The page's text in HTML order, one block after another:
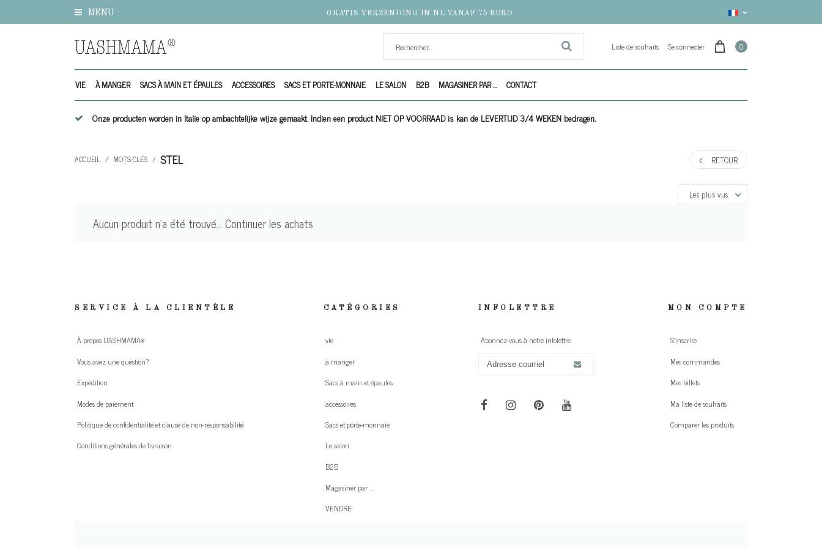
MENU GRATIS VERZENDING IN NL VANAF 75 EURO
Liste de souhaits Se connecter 0
VIE À MANGER SACS À MAIN ET ÉPAULES ACCESSOIRES SACS ET PORTE-MONNAIE LE SALON B2B MAGASINER PAR ... CONTACT
Onze producten worden in Italie op ambachtelijke wijze gemaakt. Indien een product NIET OP VOORRAAD is kan de LEVERTIJD 3/4 WEKEN bedragen.
ACCUEIL / MOTS-CLÉS / STEL RETOUR
Les plus vus
Aucun produit n'a été trouvé... Continuer les achats
SERVICE À LA CLIENTÈLE
À propos UASHMAMA®
Vous avez une question?
Expédition
Modes de paiement
Politique de confidentialité et clause de non-responsabilité
Conditions générales de livraison
CATÉGORIES
vie
à manger
Sacs à main et épaules
accessoires
Sacs et porte-monnaie
Le salon
B2B
Magasiner par ...
VENDRE!
INFOLETTRE
Abonnez-vous à notre infolettre
MON COMPTE
S'inscrire
Mes commandes
Mes billets
Ma liste de souhaits
Comparer les produits